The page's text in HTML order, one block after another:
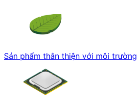
Sản phẩm thân thiện với môi trường